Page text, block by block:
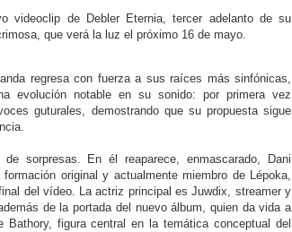
videoclip de Debler Eternia, tercer adelanto de su
que verá la luz el próximo 16 de mayo.
regresa con fuerza a sus raíces más sinfónicas,
evolución notable en su sonido: por primera vez
guturales, demostrando que su propuesta sigue
sorpresas. En él reaparece, enmascarado, Dani
original y actualmente miembro de Lépoka,
del vídeo. La actriz principal es Juwdix, streamer y
de la portada del nuevo álbum, quien da vida a
Bathory, figura central en la temática conceptual del